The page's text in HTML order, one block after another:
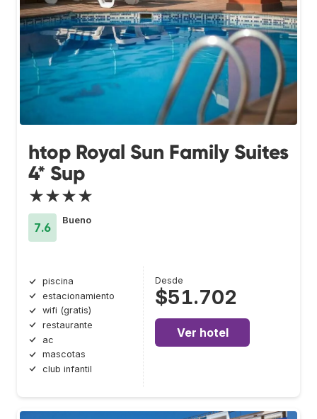
htop Royal Sun Family Suites
4* Sup
★★★★
7.6
Bueno
piscina
estacionamiento
wifi (gratis)
restaurante
ac
mascotas
club infantil
Desde
$51.702
Ver hotel